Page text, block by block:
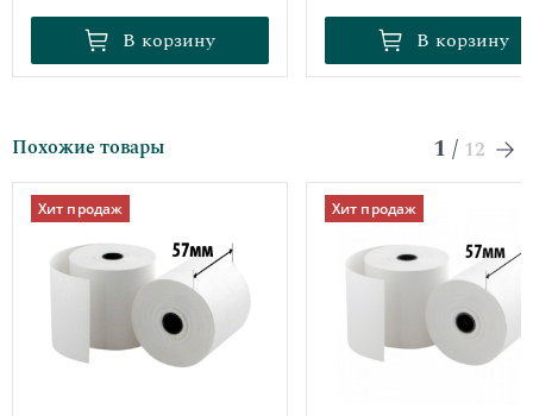
В корзину
В корзину В корзину
В корзину
Похожие товары 1 / 12
Хит продаж Хит продаж